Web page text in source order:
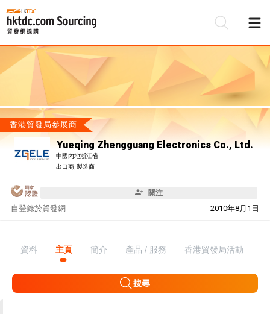
香港貿發局參展商
Yueqing Zhengguang Electronics Co., Ltd.
中國內地浙江省
出口商, 製造商
關注
自 2010年8月1日
登錄於貿發網
資料 主頁 簡介 產品 / 服務 香港貿發局活動
搜尋